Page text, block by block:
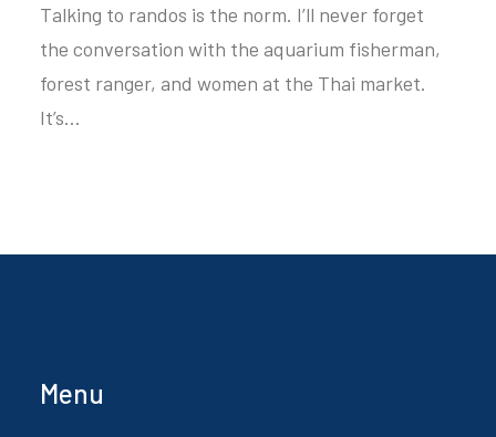
Talking to randos is the norm. I’ll never forget
the conversation with the aquarium fisherman,
forest ranger, and women at the Thai market.
It’s…
Menu